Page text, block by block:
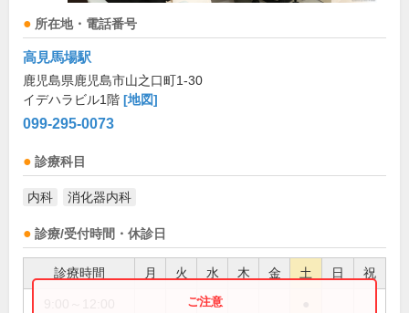
所在地・電話番号
高見馬場駅
鹿児島県鹿児島市山之口町1-30
イデハラビル1階 [地図]
099-295-0073
診療科目
内科 消化器内科
診療/受付時間・休診日
診療時間 月 火 水 木 金 土 日 祝